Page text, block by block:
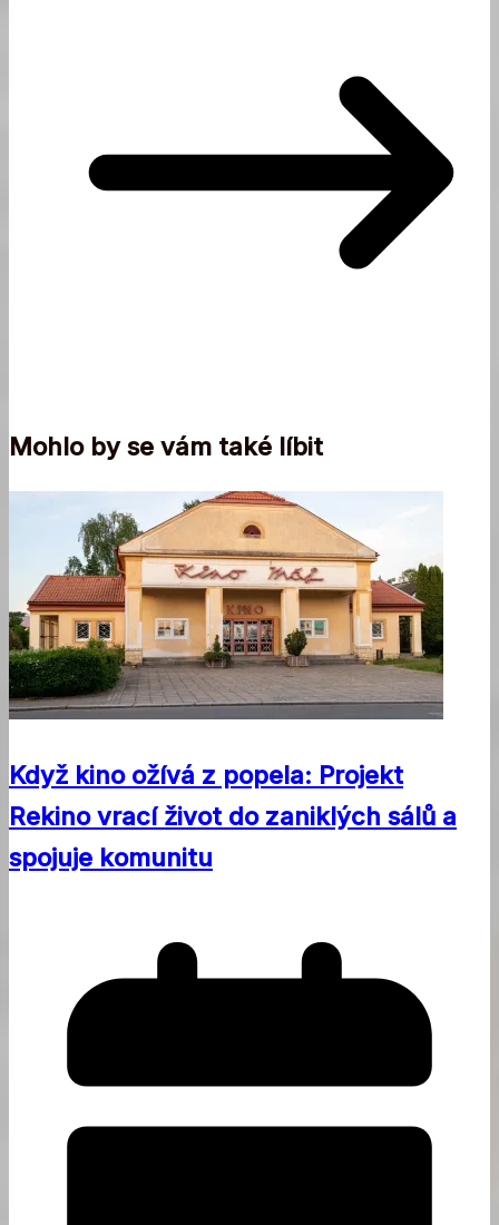
Mohlo by se vám také líbit
Když kino ožívá z popela: Projekt
Rekino vrací život do zaniklých sálů a
spojuje komunitu